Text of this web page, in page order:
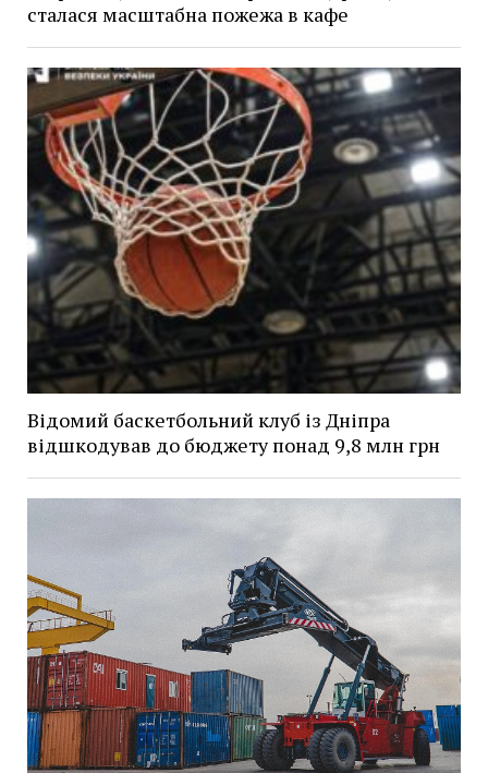
сталася масштабна пожежа в кафе
Відомий баскетбольний клуб із Дніпра
відшкодував до бюджету понад 9,8 млн грн